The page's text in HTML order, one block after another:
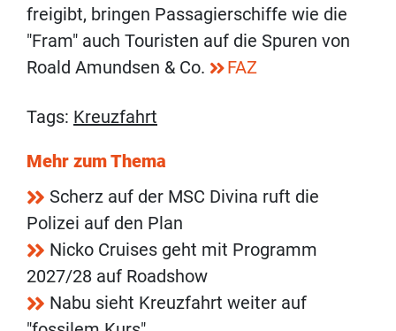
freigibt, bringen Passagierschiffe wie die
"Fram" auch Touristen auf die Spuren von
Roald Amundsen & Co.
FAZ
Tags: Kreuzfahrt
Mehr zum Thema
Scherz auf der MSC Divina ruft die
Polizei auf den Plan
Nicko Cruises geht mit Programm
2027/28 auf Roadshow
Nabu sieht Kreuzfahrt weiter auf